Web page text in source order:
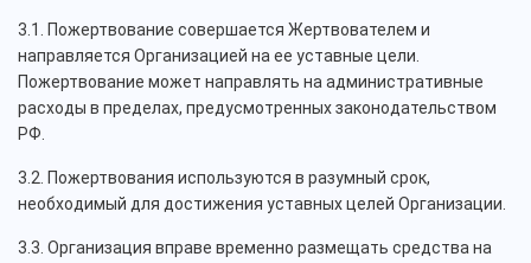
3.1. Пожертвование совершается Жертвователем и
направляется Организацией на ее уставные цели.
Пожертвование может направлять на административные
расходы в пределах, предусмотренных законодательством
РФ.
3.2. Пожертвования используются в разумный срок,
необходимый для достижения уставных целей Организации.
3.3. Организация вправе временно размещать средства на